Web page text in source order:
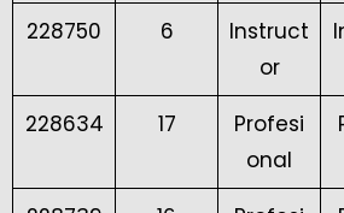
228750 6
Instruct
or
228634 17
Profesi
onal